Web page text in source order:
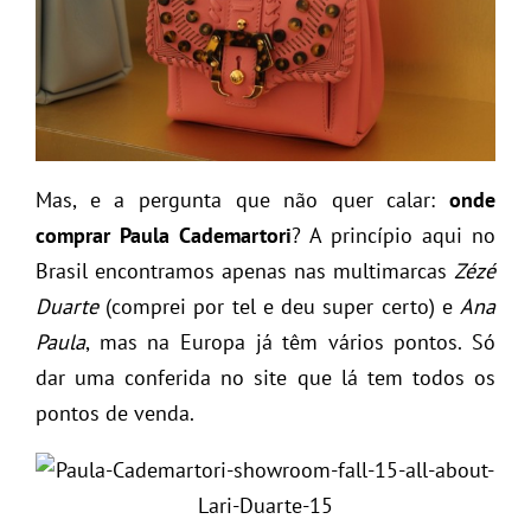
Mas, e a pergunta que não quer calar: onde
comprar Paula Cademartori? A princípio aqui no
Brasil encontramos apenas nas multimarcas Zézé
Duarte(comprei por tel e deu super certo) e Ana
Paula, mas na Europa já têm vários pontos. Só
dar uma conferida no site que lá tem todos os
pontos de venda.